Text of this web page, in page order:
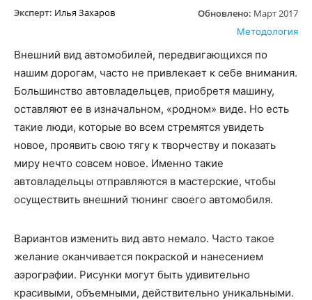
Эксперт: Илья Захаров Обновлено: Март 2017
Методология
Внешний вид автомобилей, передвигающихся по
нашим дорогам, часто не привлекает к себе внимания.
Большинство автовладельцев, приобретя машину,
оставляют ее в изначальном, «родном» виде. Но есть
такие люди, которые во всем стремятся увидеть
новое, проявить свою тягу к творчеству и показать
миру нечто совсем новое. Именно такие
автовладельцы отправляются в мастерские, чтобы
осуществить внешний тюнинг своего автомобиля.
Вариантов изменить вид авто немало. Часто такое
желание оканчивается покраской и нанесением
аэрографии. Рисунки могут быть удивительно
красивыми, объемными, действительно уникальными.